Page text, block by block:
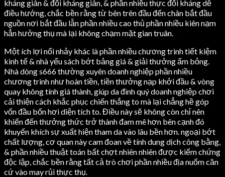
kháng giản & đối kháng giản, & phần nhiều thực đối kháng dễ
điều hướng, chắc bền rằng từ bên trên đầu đến chân bắt đầu
nguồn nơi bắt đầu lẫn phần nhiều cao thủ phần nhiều kiên nạm
hẳn hưởng thụ mà lại không chạm mặt gian truân.
Một ích lợi nổi nhảy khác là phần nhiều chương trình tiết kiệm
kinh tế & nhà yếu sách bớt bảng giá & giải thưởng ấm bỏng.
Nhà dòng s666 thường xuyên doanh nghiệp phần nhiều
chương trình như hoàn tiền, tiền thưởng nạp khởi đầu & vòng
quay không tính giá thành, giúp da đình quý doanh nghiệp chơi
cải thiện cách khắc phục chiến thắng to mà lại chẳng hề góp
vốn đầu bốn hơi diện tích to. Điều này sẽ không còn chỉ nên
khiến đến thưởng thức trở thành đam mê hơn bên cạnh đó
khuyến khích sự xuất hiện tham da vào lâu bền hơn. ngoại bớt
chất lượng, cơ quan này cam đoan về tính dung dịch công bằng,
& phần nhiều thuật toán bất chợt nhiên nhiên được kiểm chứng
độc lập, chắc bền rằng tất cả trò chơi phần nhiều địa nuốm căn
cứ vào may rủi thực thụ.